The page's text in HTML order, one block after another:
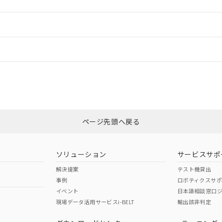
ダウンロードはこちら
（日本
（アメリカ
ページ先頭へ戻る
ソリューション
解決提案
事例
イベント
現場データ活用サービスi-BELT
サービスサポ
テスト機貸出
ロボティクスサ
日本語相談窓口
輸出該非判定